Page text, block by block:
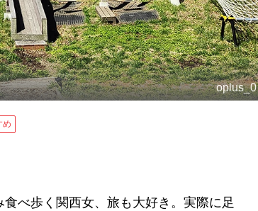
oplus_0
め
べ歩く関西女、旅も大好き。実際に足